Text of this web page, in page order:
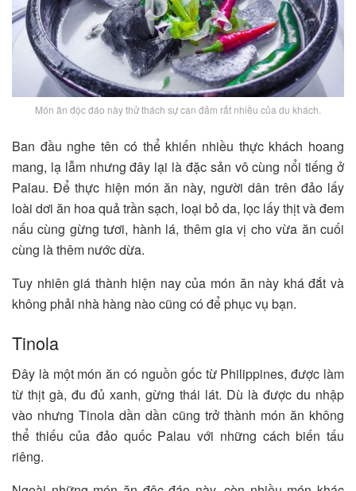
Món ăn độc đáo này thử thách sự can đảm rất nhiều của du khách.
Ban đầu nghe tên có thể khiến nhiều thực khách hoang
mang, lạ lẫm nhưng đây lại là đặc sản vô cùng nổi tiếng ở
Palau. Để thực hiện món ăn này, người dân trên đảo lấy
loài dơi ăn hoa quả trần sạch, loại bỏ da, lọc lấy thịt và đem
nấu cùng gừng tươi, hành lá, thêm gia vị cho vừa ăn cuối
cùng là thêm nước dừa.
Tuy nhiên giá thành hiện nay của món ăn này khá đắt và
không phải nhà hàng nào cũng có để phục vụ bạn.
Tinola
Đây là một món ăn có nguồn gốc từ Philippines, được làm
từ thịt gà, đu đủ xanh, gừng thái lát. Dù là được du nhập
vào nhưng Tinola dần dần cũng trở thành món ăn không
thể thiếu của đảo quốc Palau với những cách biến tấu
riêng.